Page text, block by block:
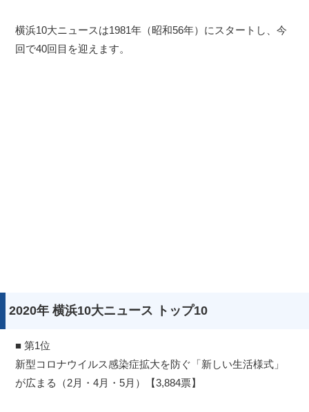
横浜10大ニュースは1981年（昭和56年）にスタートし、今
回で40回目を迎えます。
2020年 横浜10大ニュース トップ10
■ 第1位
新型コロナウイルス感染症拡大を防ぐ「新しい生活様式」
が広まる（2月・4月・5月）【3,884票】